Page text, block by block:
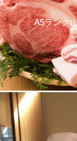
A5ランク